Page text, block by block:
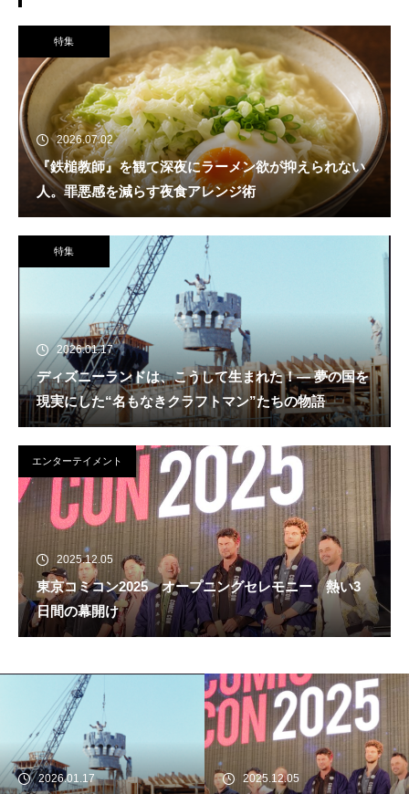
特集
2026.07.02
『鉄槌教師』を観て深夜にラーメン欲が抑えられない
人。罪悪感を減らす夜食アレンジ術
特集
2026.01.17
ディズニーランドは、こうして生まれた！― 夢の国を
現実にした“名もなきクラフトマン”たちの物語
エンターテイメント
2025.12.05
東京コミコン2025 オープニングセレモニー 熱い3
日間の幕開け
2026.01.17
2025.12.05